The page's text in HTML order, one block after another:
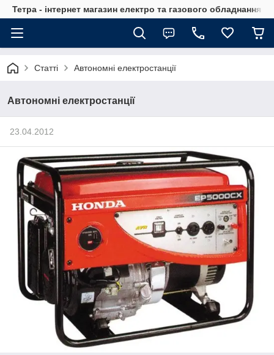
Тетра - інтернет магазин електро та газового обладнання,
Статті Автономні електростанції
Автономні електростанції
23.04.2012